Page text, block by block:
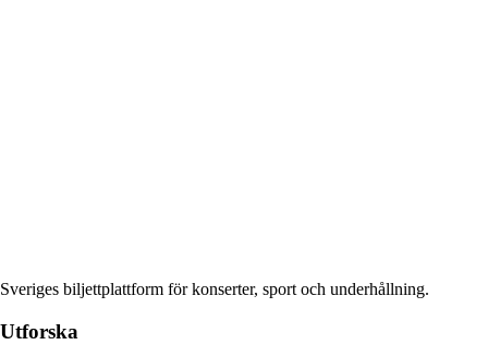
Sveriges biljettplattform för konserter, sport och underhållning.
Utforska